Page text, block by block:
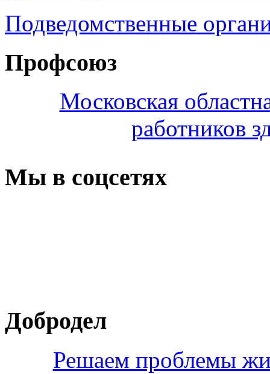
Подведомственные
Профсоюз
Московская
работников
Мы в соцсетях
Добродел
Решаем проблемы